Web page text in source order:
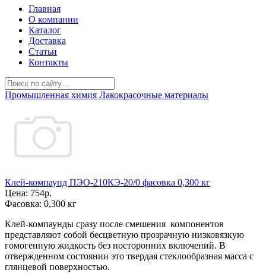
Главная
О компании
Каталог
Доставка
Статьи
Контакты
Промышленная химия Лакокрасочные материалы
Клей-компаунд ПЭО-210КЭ-20/0 фасовка 0,300 кг
Цена: 754р.
Фасовка: 0,300 кг
Клей-компаунды сразу после смешения компонентов
представляют собой бесцветную прозрачную низковязкую
гомогенную жидкость без посторонних включений. В
отвержденном состоянии это твердая стеклообразная масса с
глянцевой поверхностью.